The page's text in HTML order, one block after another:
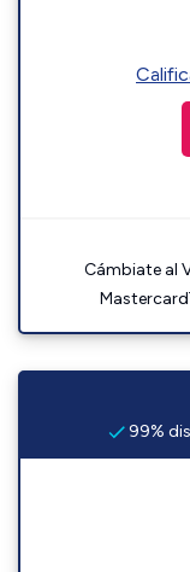
Cámbiate al
99%